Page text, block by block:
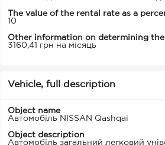
The value of the rental rate as a
10
Other information on determining
3160,41 грн на місяць
Vehicle, full description
Object name
Автомобіль NISSAN Qashqai
Object description
Автомобіль загальний легковий